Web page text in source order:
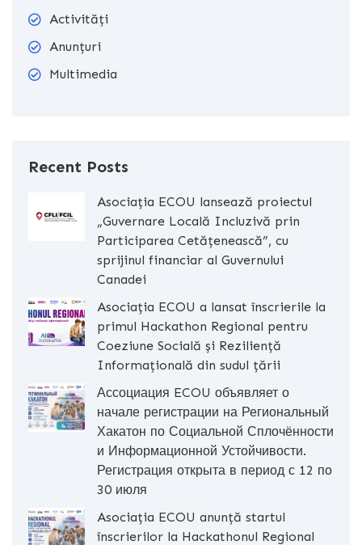
Activități
Anunțuri
Multimedia
Recent Posts
Asociația ECOU lansează proiectul
„Guvernare Locală Incluzivă prin
Participarea Cetățenească”, cu
sprijinul financiar al Guvernului
Canadei
Asociația ECOU a lansat înscrierile la
primul Hackathon Regional pentru
Coeziune Socială și Reziliență
Informațională din sudul țării
Ассоциация ECOU объявляет о
начале регистрации на Региональный
Хакатон по Социальной Сплочённости
и Информационной Устойчивости.
Регистрация открыта в период с 12 по
30 июля
Asociația ECOU anunță startul
înscrierilor la Hackathonul Regional